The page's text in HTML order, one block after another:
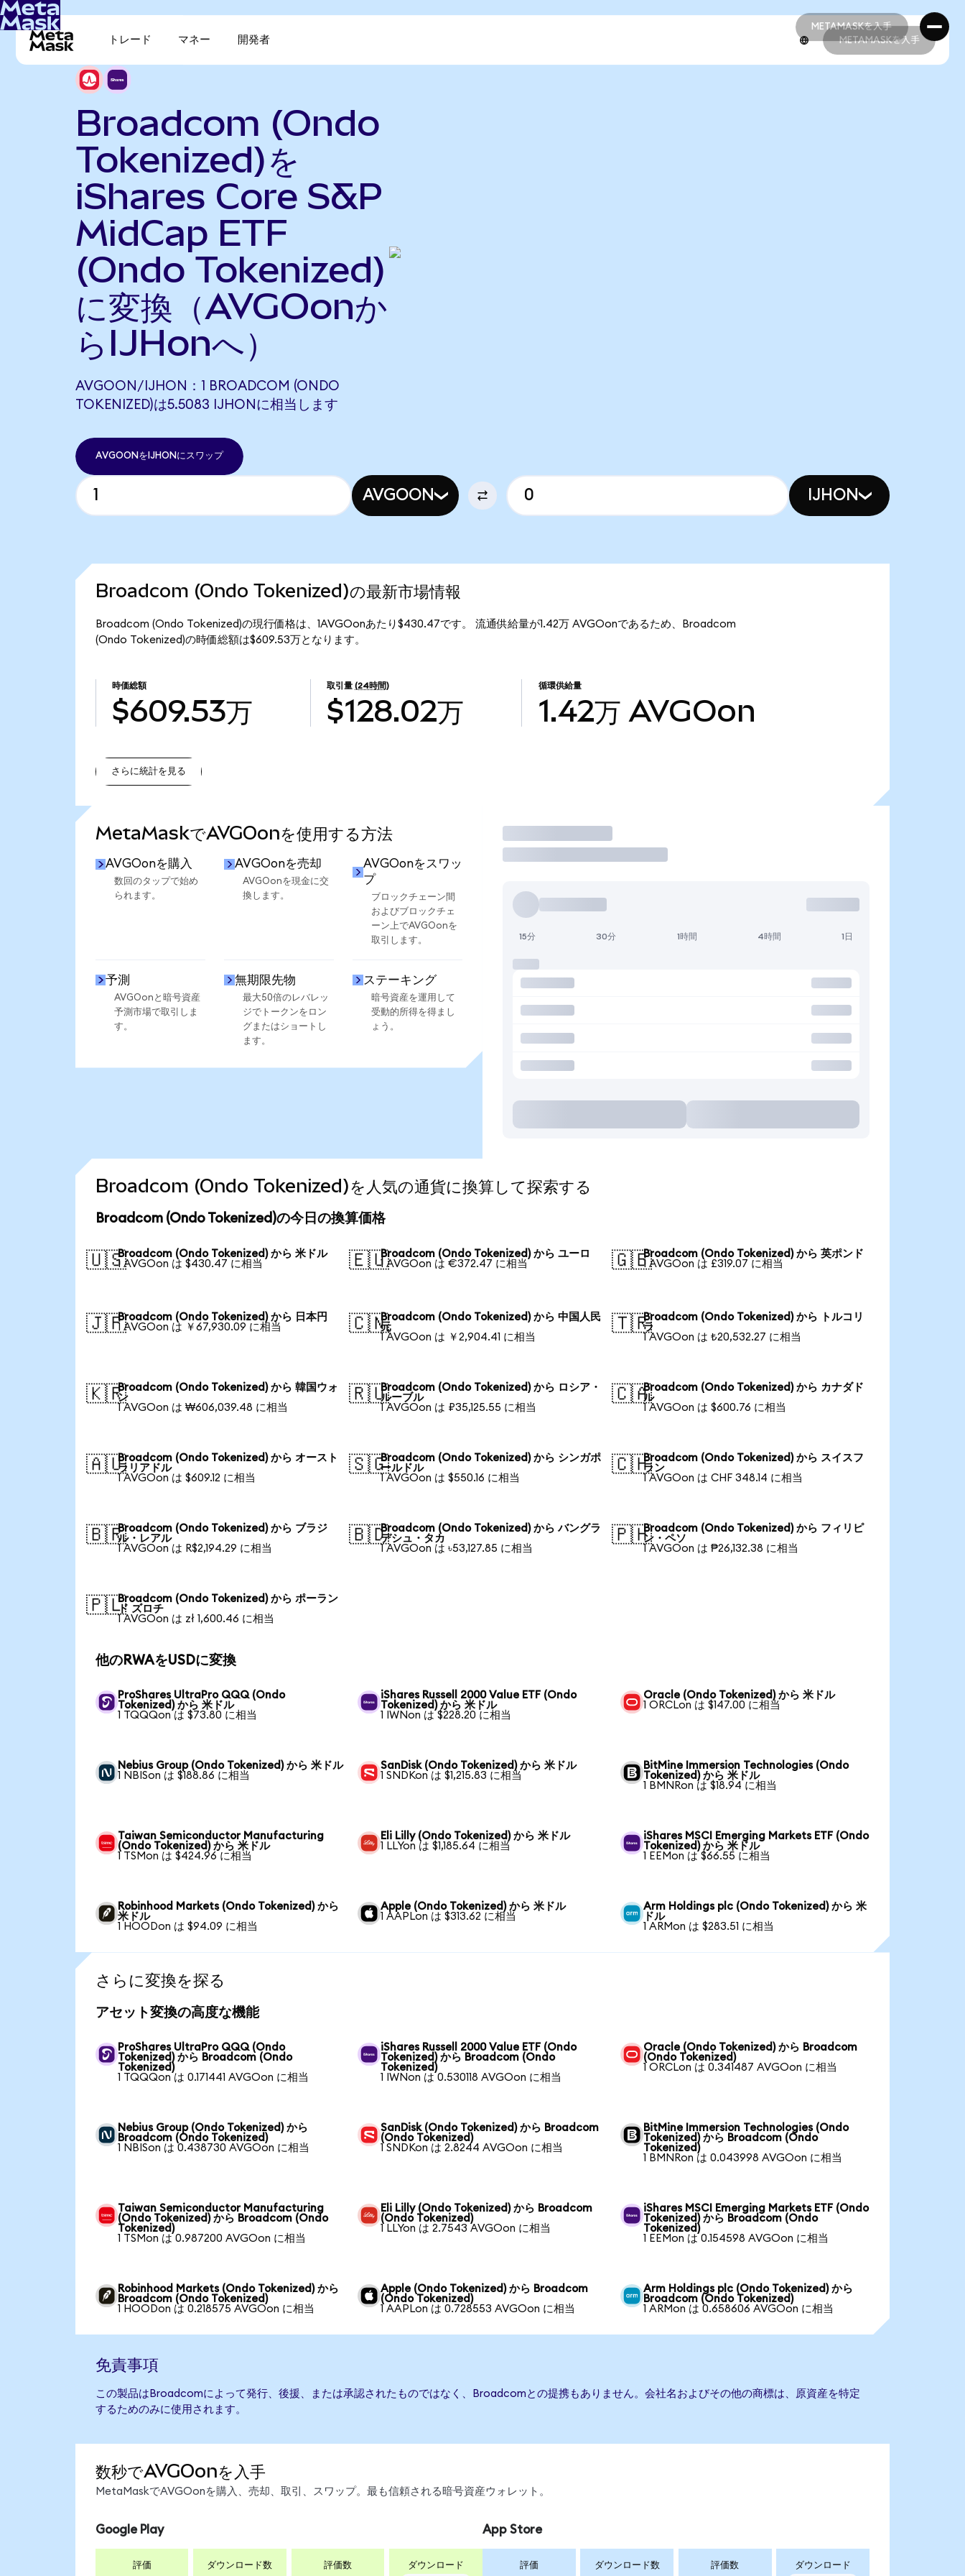
METAMASKを入手
METAMASKを入手
トレード マネー 開発者 METAMASKを入手
Broadcom (Ondo
Tokenized)を
iShares Core S&P
MidCap ETF
(Ondo Tokenized)
に変換（AVGOonか
らIJHonへ）
AVGOON/IJHON：1 BROADCOM (ONDO
TOKENIZED)は5.5083 IJHONに相当します
AVGOONをIJHONにスワップ
AVGOON IJHON
Broadcom (Ondo Tokenized)の最新市場情報
Broadcom (Ondo Tokenized)の現行価格は、1AVGOonあたり$430.47です。 流通供給量が1.42万 AVGOonであるため、Broadcom
(Ondo Tokenized)の時価総額は$609.53万となります。
時価総額
$609.53万
取引量 (24時間)
$128.02万
循環供給量
1.42万 AVGOon
さらに統計を見る
MetaMaskでAVGOonを使用する方法
AVGOonを購入
数回のタップで始め
られます。
AVGOonを売却
AVGOonを現金に交
換します。
AVGOonをスワッ
プ
ブロックチェーン間
およびブロックチェ
ーン上でAVGOonを
取引します。
予測
AVGOonと暗号資産
予測市場で取引しま
す。
無期限先物
最大50倍のレバレッ
ジでトークンをロン
グまたはショートし
ます。
ステーキング
暗号資産を運用して
受動的所得を得まし
ょう。
取引
15分 30分 1時間 4時間 1日
Broadcom (Ondo Tokenized)を人気の通貨に換算して探索する
Broadcom (Ondo Tokenized)の今日の換算価格
🇺🇸Broadcom (Ondo Tokenized) から 米ドル
1 AVGOon は $430.47 に相当
🇪🇺Broadcom (Ondo Tokenized) から ユーロ
1 AVGOon は €372.47 に相当
🇬🇧Broadcom (Ondo Tokenized) から 英ポンド
1 AVGOon は £319.07 に相当
🇯🇵Broadcom (Ondo Tokenized) から 日本円
1 AVGOon は ￥67,930.09 に相当
🇨🇳Broadcom (Ondo Tokenized) から 中国人民
元
1 AVGOon は ￥2,904.41 に相当
🇹🇷Broadcom (Ondo Tokenized) から トルコリ
ラ
1 AVGOon は ₺20,532.27 に相当
🇰🇷Broadcom (Ondo Tokenized) から 韓国ウォ
ン
1 AVGOon は ₩606,039.48 に相当
🇷🇺Broadcom (Ondo Tokenized) から ロシア・
ルーブル
1 AVGOon は ₽35,125.55 に相当
🇨🇦Broadcom (Ondo Tokenized) から カナダド
ル
1 AVGOon は $600.76 に相当
🇦🇺Broadcom (Ondo Tokenized) から オースト
ラリアドル
1 AVGOon は $609.12 に相当
🇸🇬Broadcom (Ondo Tokenized) から シンガポ
ールドル
1 AVGOon は $550.16 に相当
🇨🇭Broadcom (Ondo Tokenized) から スイスフ
ラン
1 AVGOon は CHF 348.14 に相当
🇧🇷Broadcom (Ondo Tokenized) から ブラジ
ル・レアル
1 AVGOon は R$2,194.29 に相当
🇧🇩Broadcom (Ondo Tokenized) から バングラ
デシュ・タカ
1 AVGOon は ৳53,127.85 に相当
🇵🇭Broadcom (Ondo Tokenized) から フィリピ
ン・ペソ
1 AVGOon は ₱26,132.38 に相当
🇵🇱Broadcom (Ondo Tokenized) から ポーラン
ド ズロチ
1 AVGOon は zł 1,600.46 に相当
他のRWAをUSDに変換
ProShares UltraPro QQQ (Ondo
Tokenized) から 米ドル
1 TQQQon は $73.80 に相当
iShares Russell 2000 Value ETF (Ondo
Tokenized) から 米ドル
1 IWNon は $228.20 に相当
Oracle (Ondo Tokenized) から 米ドル
1 ORCLon は $147.00 に相当
Nebius Group (Ondo Tokenized) から 米ドル
1 NBISon は $188.86 に相当
SanDisk (Ondo Tokenized) から 米ドル
1 SNDKon は $1,215.83 に相当
BitMine Immersion Technologies (Ondo
Tokenized) から 米ドル
1 BMNRon は $18.94 に相当
Taiwan Semiconductor Manufacturing
(Ondo Tokenized) から 米ドル
1 TSMon は $424.96 に相当
Eli Lilly (Ondo Tokenized) から 米ドル
1 LLYon は $1,185.64 に相当
iShares MSCI Emerging Markets ETF (Ondo
Tokenized) から 米ドル
1 EEMon は $66.55 に相当
Robinhood Markets (Ondo Tokenized) から
米ドル
1 HOODon は $94.09 に相当
Apple (Ondo Tokenized) から 米ドル
1 AAPLon は $313.62 に相当
Arm Holdings plc (Ondo Tokenized) から 米
ドル
1 ARMon は $283.51 に相当
さらに変換を探る
アセット変換の高度な機能
ProShares UltraPro QQQ (Ondo
Tokenized) から Broadcom (Ondo
Tokenized)
1 TQQQon は 0.171441 AVGOon に相当
iShares Russell 2000 Value ETF (Ondo
Tokenized) から Broadcom (Ondo
Tokenized)
1 IWNon は 0.530118 AVGOon に相当
Oracle (Ondo Tokenized) から Broadcom
(Ondo Tokenized)
1 ORCLon は 0.341487 AVGOon に相当
Nebius Group (Ondo Tokenized) から
Broadcom (Ondo Tokenized)
1 NBISon は 0.438730 AVGOon に相当
SanDisk (Ondo Tokenized) から Broadcom
(Ondo Tokenized)
1 SNDKon は 2.8244 AVGOon に相当
BitMine Immersion Technologies (Ondo
Tokenized) から Broadcom (Ondo
Tokenized)
1 BMNRon は 0.043998 AVGOon に相当
Taiwan Semiconductor Manufacturing
(Ondo Tokenized) から Broadcom (Ondo
Tokenized)
1 TSMon は 0.987200 AVGOon に相当
Eli Lilly (Ondo Tokenized) から Broadcom
(Ondo Tokenized)
1 LLYon は 2.7543 AVGOon に相当
iShares MSCI Emerging Markets ETF (Ondo
Tokenized) から Broadcom (Ondo
Tokenized)
1 EEMon は 0.154598 AVGOon に相当
Robinhood Markets (Ondo Tokenized) から
Broadcom (Ondo Tokenized)
1 HOODon は 0.218575 AVGOon に相当
Apple (Ondo Tokenized) から Broadcom
(Ondo Tokenized)
1 AAPLon は 0.728553 AVGOon に相当
Arm Holdings plc (Ondo Tokenized) から
Broadcom (Ondo Tokenized)
1 ARMon は 0.658606 AVGOon に相当
免責事項
この製品はBroadcomによって発行、後援、または承認されたものではなく、Broadcomとの提携もありません。会社名およびその他の商標は、原資産を特定
するためのみに使用されます。
数秒でAVGOonを入手
MetaMaskでAVGOonを購入、売却、取引、スワップ。最も信頼される暗号資産ウォレット。
Google Play
評価 ダウンロード数 評価数 ダウンロード
App Store
評価 ダウンロード数 評価数 ダウンロード